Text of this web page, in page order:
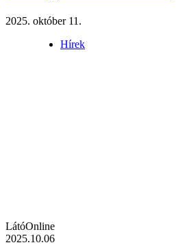
2025. október 11.
Hírek
LátóOnline
2025.10.06